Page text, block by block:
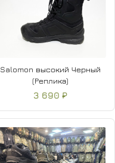
Salomon высокий Черный
(Реплика)
3 690 ₽